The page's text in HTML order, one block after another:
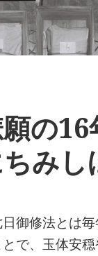
の
みし
御修法とは
で、玉体安